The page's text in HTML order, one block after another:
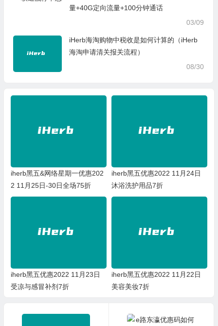
量+40G定向流量+100分钟通话
03/09
iHerb海淘购物中税收是如何计算的（iHerb
海淘申请清关报关流程）
08/30
iherb黑五&网络星期一优惠202
2 11月25日-30日全场75折
iherb黑五优惠2022 11月24日
沐浴洗护用品7折
iherb黑五优惠2022 11月23日
受凉与感冒补剂7折
iherb黑五优惠2022 11月22日
美容美妆7折